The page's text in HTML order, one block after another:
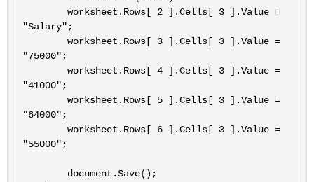
"Salary";
"75000";
"41000";
"64000";
"55000";